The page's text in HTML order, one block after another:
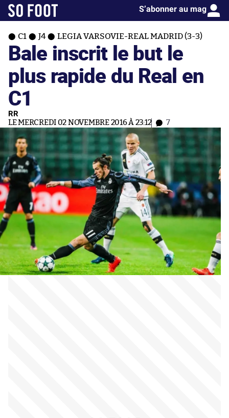
S’abonner au mag
C1 J4 LEGIA VARSOVIE-REAL MADRID (3-3)
Bale inscrit le but le
plus rapide du Real en
C1
RR
LE MERCREDI 02 NOVEMBRE 2016 À 23:12 7